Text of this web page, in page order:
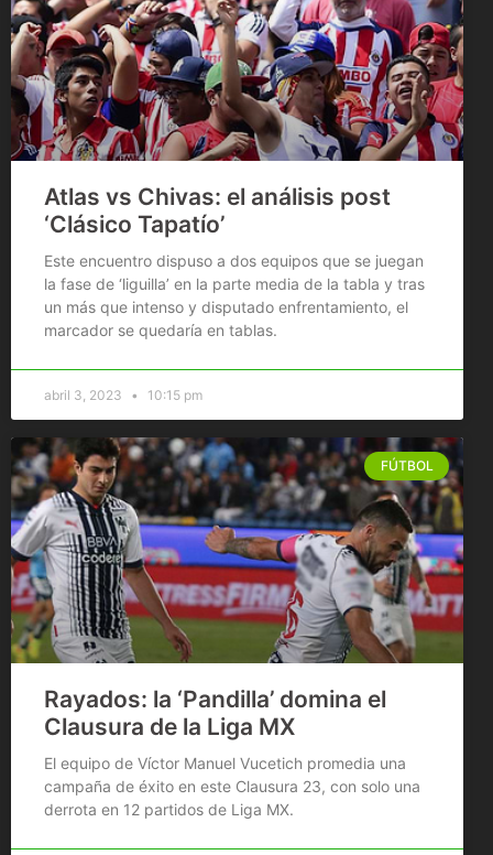
Atlas vs Chivas: el análisis post
‘Clásico Tapatío’
Este encuentro dispuso a dos equipos que se juegan
la fase de ‘liguilla’ en la parte media de la tabla y tras
un más que intenso y disputado enfrentamiento, el
marcador se quedaría en tablas.
abril 3, 2023 10:15 pm
FÚTBOL
Rayados: la ‘Pandilla’ domina el
Clausura de la Liga MX
El equipo de Víctor Manuel Vucetich promedia una
campaña de éxito en este Clausura 23, con solo una
derrota en 12 partidos de Liga MX.